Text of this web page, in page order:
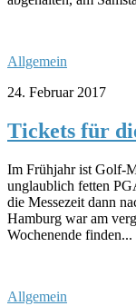
Allgemein
24. Februar 2017
Tickets für
Im Frühjahr ist Golf-
unglaublich fetten
die Messezeit dann
Hamburg war am
Wochenende finden...
Allgemein